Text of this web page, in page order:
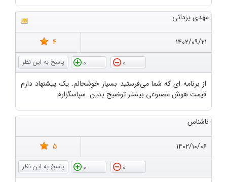
مهدی یزدانی
۱۴۰۲/۰۹/۲۱
4
0
0
از برنامه ای که شما می‌فرستید بسیار خوشحالم. یک پیشنهاد دارم
قیمت هوش مصنوعی بیشتر توضیح بدین. سپاسگزارم
ناشناس
۱۴۰۲/۱۰/۰۶
5
0
0